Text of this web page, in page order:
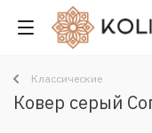
Классические
Ковер серый